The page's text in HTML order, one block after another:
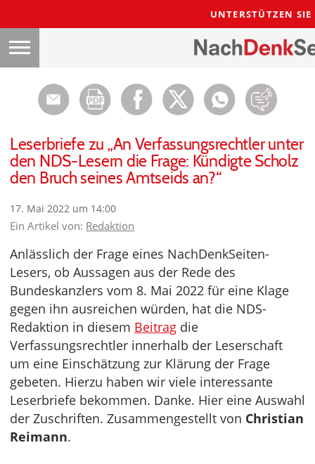
UNTERSTÜTZEN
Leserbriefe zu „An Verfassungsrechtler unter
den NDS-Lesern die Frage: Kündigte Scholz
den Bruch seines Amtseids an?“
17. Mai 2022 um 14:00
Ein Artikel von: Redaktion
Anlässlich der Frage eines NachDenkSeiten-
Lesers, ob Aussagen aus der Rede des
Bundeskanzlers vom 8. Mai 2022 für eine Klage
gegen ihn ausreichen würden, hat die NDS-
Redaktion in diesem Beitrag die
Verfassungsrechtler innerhalb der Leserschaft
um eine Einschätzung zur Klärung der Frage
gebeten. Hierzu haben wir viele interessante
Leserbriefe bekommen. Danke. Hier eine Auswahl
der Zuschriften. Zusammengestellt von Christian
Reimann.